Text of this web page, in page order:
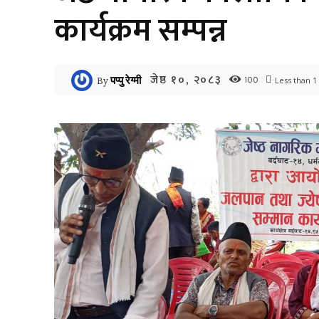
कार्यक्रम सम्पन्न
Byपप्पु रेग्मी जेष्ठ १०, २०८३ 100 Less than 1